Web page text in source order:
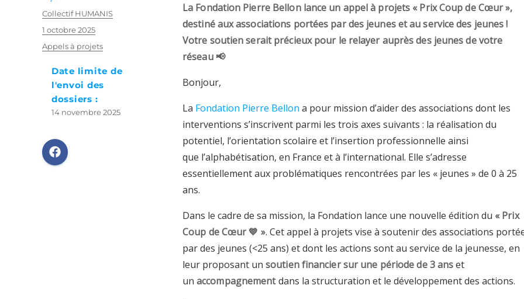
La Fondation Pierre Bellon lance un appel à projets « Prix Coup de Cœur »,
destiné aux associations portées par des jeunes et au service des jeunes !
Votre soutien serait précieux pour le relayer auprès des jeunes de votre
réseau 📢
Bonjour,
La Fondation Pierre Bellon a pour mission d’aider des associations dont les
interventions s’inscrivent parmi les trois axes suivants : la réalisation du
potentiel, l’orientation scolaire et l’insertion professionnelle ainsi
que l’alphabétisation, en France et à l’international. Elle s’adresse
essentiellement aux problématiques rencontrées par les « jeunes » de 0 à 25
ans.
Dans le cadre de sa mission, la Fondation lance une nouvelle édition du « Prix
Coup de Cœur 💙 ». Cet appel à projets vise à soutenir des associations
par des jeunes (<25 ans) et dont les actions sont au service de la jeunesse, en
leur proposant un soutien financier sur une période de 3 anset
un accompagnement dans la structuration et le développement des actions.
Auteur
Collectif HUMANIS
Publié
le
1 octobre 2025
Catégories
Appels à projets
Date limite de
l'envoi des
dossiers :
14 novembre 2025